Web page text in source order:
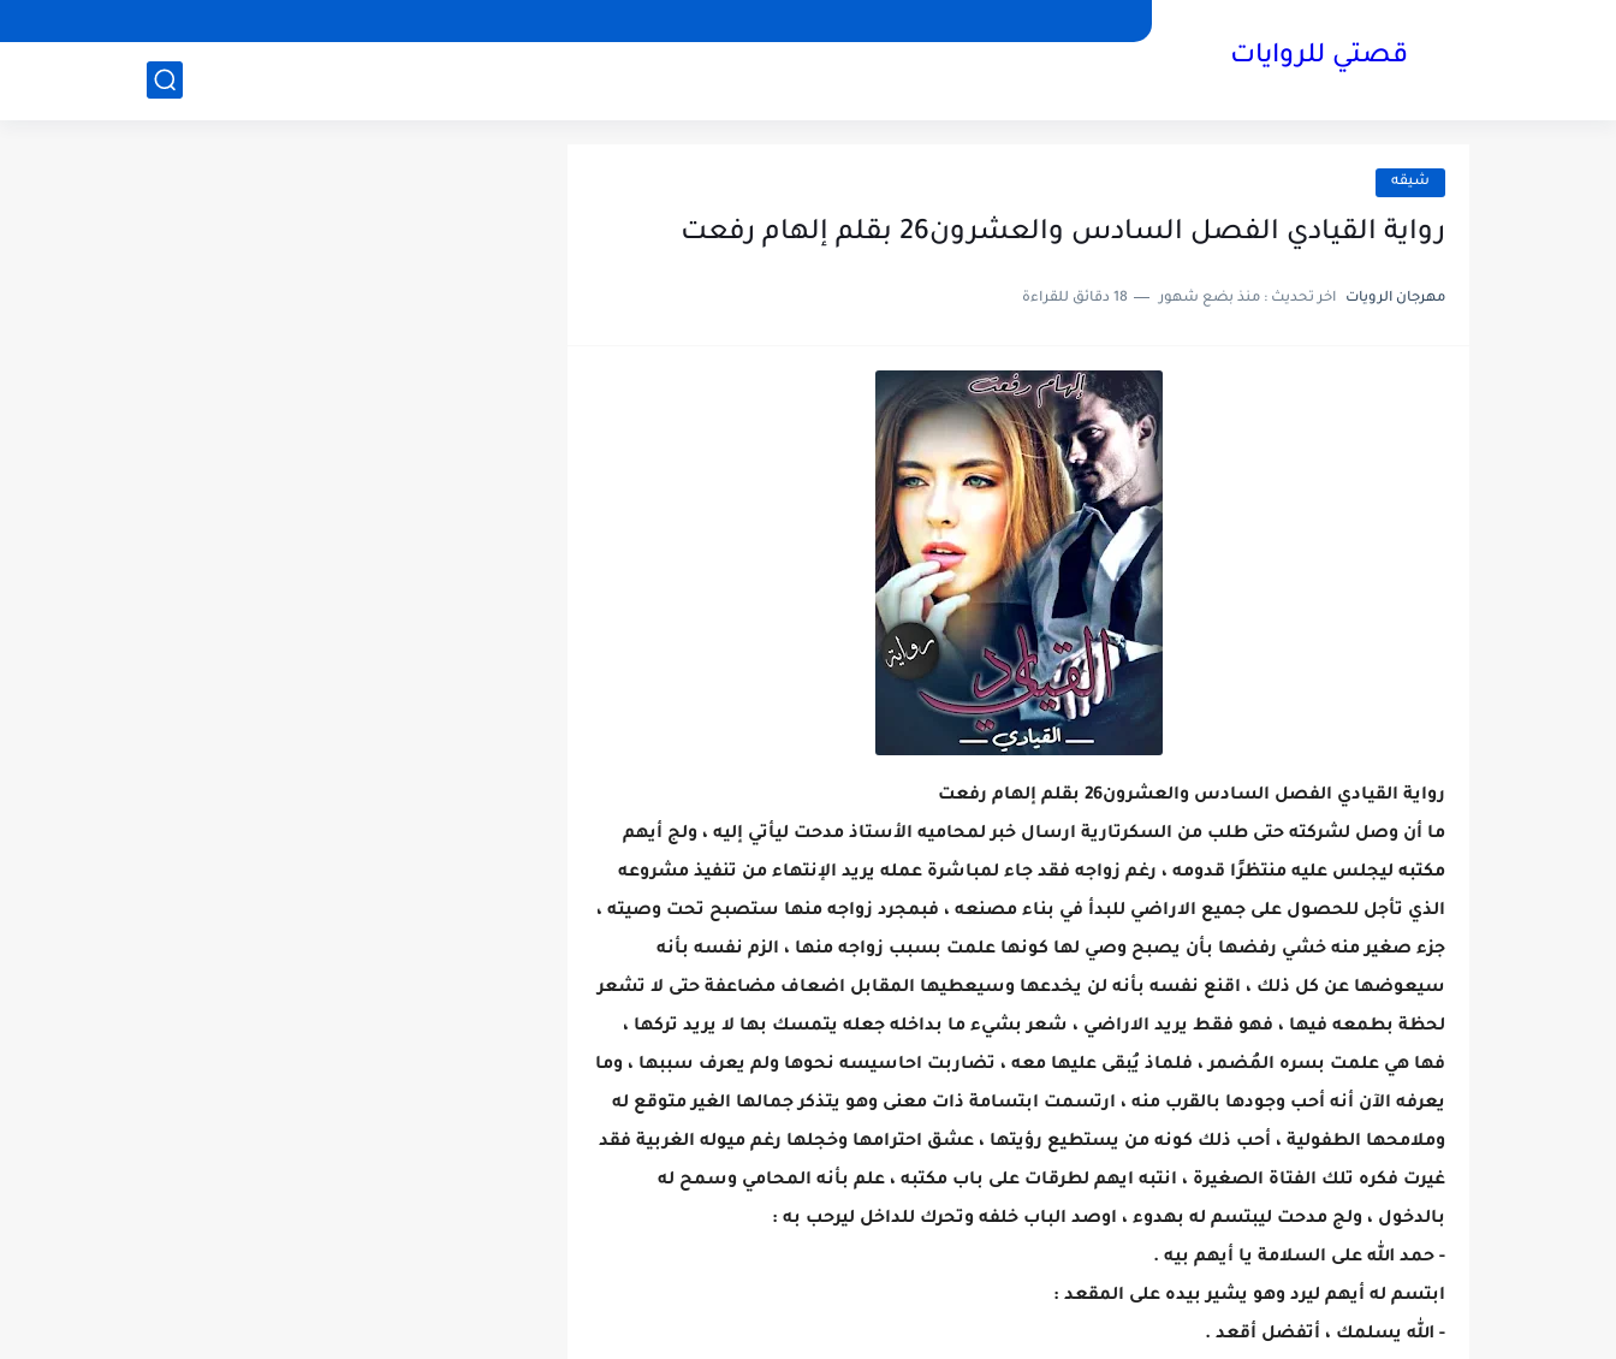
قصتي للروايات
شيقه
رواية القيادي الفصل السادس والعشرون26 بقلم إلهام رفعت
مهرجان الرويات اخر تحديث : منذ بضع شهور 18 دقائق للقراءة
رواية القيادي الفصل السادس والعشرون26 بقلم إلهام رفعت
ما أن وصل لشركته حتى طلب من السكرتارية ارسال خبر لمحاميه الأستاذ مدحت ليأتي إليه ، ولج أيهم
مكتبه ليجلس عليه منتظرًا قدومه ، رغم زواجه فقد جاء لمباشرة عمله يريد الإنتهاء من تنفيذ مشروعه
الذي تأجل للحصول على جميع الاراضي للبدأ في بناء مصنعه ، فبمجرد زواجه منها ستصبح تحت وصيته ،
جزء صغير منه خشي رفضها بأن يصبح وصي لها كونها علمت بسبب زواجه منها ، الزم نفسه بأنه
سيعوضها عن كل ذلك ، اقنع نفسه بأنه لن يخدعها وسيعطيها المقابل اضعاف مضاعفة حتى لا تشعر
لحظة بطمعه فيها ، فهو فقط يريد الاراضي ، شعر بشيء ما بداخله جعله يتمسك بها لا يريد تركها ،
فها هي علمت بسره المُضمر ، فلماذ يُبقى عليها معه ، تضاربت احاسيسه نحوها ولم يعرف سببها ، وما
يعرفه الآن أنه أحب وجودها بالقرب منه ، ارتسمت ابتسامة ذات معنى وهو يتذكر جمالها الغير متوقع له
وملامحها الطفولية ، أحب ذلك كونه من يستطيع رؤيتها ، عشق احترامها وخجلها رغم ميوله الغربية فقد
غيرت فكره تلك الفتاة الصغيرة ، انتبه ايهم لطرقات على باب مكتبه ، علم بأنه المحامي وسمح له
بالدخول ، ولج مدحت ليبتسم له بهدوء ، اوصد الباب خلفه وتحرك للداخل ليرحب به :
- حمد الله على السلامة يا أيهم بيه .
ابتسم له أيهم ليرد وهو يشير بيده على المقعد :
- الله يسلمك ، أتفضل أقعد .